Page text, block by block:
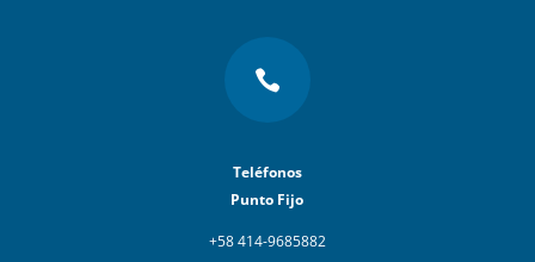

Teléfonos
Punto Fijo
+58 414-9685882